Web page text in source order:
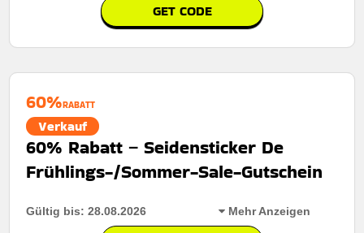
GET CODE
60%RABATT
Verkauf
60% Rabatt – Seidensticker De
Frühlings-/Sommer-Sale-Gutschein
Gültig bis: 28.08.2026 Mehr Anzeigen